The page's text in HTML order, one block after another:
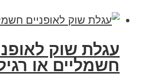
עגלת שוק
חשמליים או